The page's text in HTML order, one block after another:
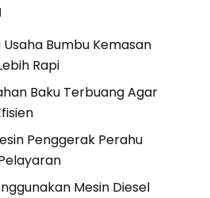
Bumbu Kemasan
Rapi
Baku Terbuang Agar
Penggerak Perahu
Mesin Diesel